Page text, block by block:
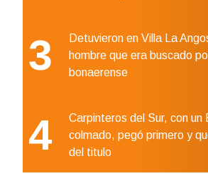
3
Detuvieron en Villa La
hombre que era buscado
bonaerense
4
Carpinteros del Sur, con un
colmado, pegó primero y
del titulo